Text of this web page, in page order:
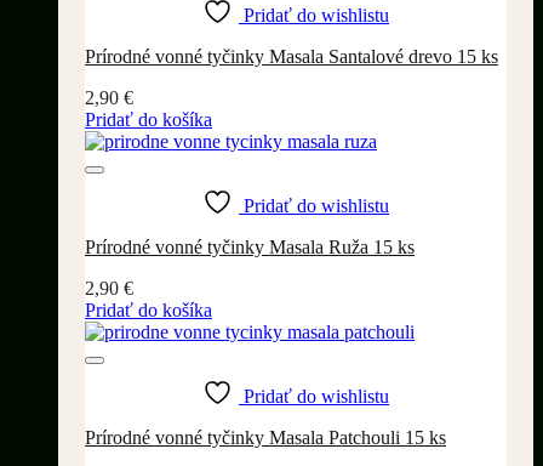
Pridať do wishlistu
Prírodné vonné tyčinky Masala Santalové drevo 15 ks
2,90 €
Pridať do košíka
Pridať do wishlistu
Prírodné vonné tyčinky Masala Ruža 15 ks
2,90 €
Pridať do košíka
Pridať do wishlistu
Prírodné vonné tyčinky Masala Patchouli 15 ks